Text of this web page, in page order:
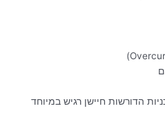
הדורשות חיישן רגיש במיוחד